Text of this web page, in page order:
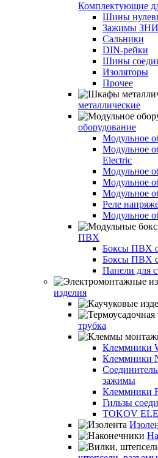
Комплектующие
Шины
Зажимы ЗНИ
Сальники
DIN-рейки
Шины
Изоляторы
Прочее
металлические
оборудование
Модульное
Модульное
Electric
Модульное
Модульное
Модульное
Реле
Модульное
ПВХ
Боксы ПВХ
Боксы ПВХ
Панели для
изделия
трубка
Клеммники
Клеммники
зажимы
Клеммники
Гильзы
TOKOV